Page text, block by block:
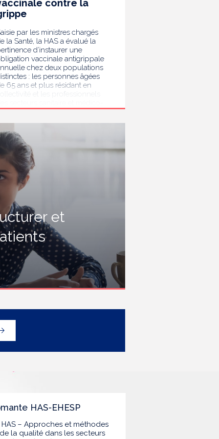
contre la
par les ministres chargés
la Santé, la HAS a évalué la
d’instaurer une
vaccinale antigrippale
chez deux populations
: les personnes âgées
65 ans et plus résidant en
collectivité et les professionnels
Au terme de son analyse,
vaccination antigrippale pour les
de 65 ans et plus
vivant en collectivité doit rester
sans devenir
obligatoire. Afin de protéger les
les plus vulnérables,
recommande en revanche la
mise en place d’une obligation
contre la grippe pour
l'ensemble des professionnels de
ainsi que pour les autres
travaillant dans les
de santé ou dans
établissements médicaux
hébergeant des
âgées, en contact
des personnes à risque de
sévère, avec un
prioritaire en Ehpad
et
HAS-EHESP
– Approches et méthodes
la qualité dans les secteurs